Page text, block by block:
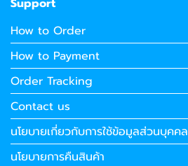
Support
How to Order
How to Payment
Order Tracking
Contact us
นโยบายเกี่ยวกับการใช้ข้อมูลส่วนบุคคล
นโยบายการคืนสินค้า